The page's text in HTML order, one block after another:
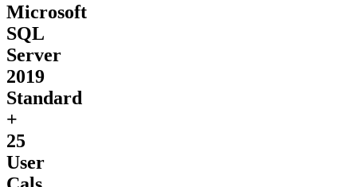
Microsoft
SQL
Server
2019
Standard
+
25
User